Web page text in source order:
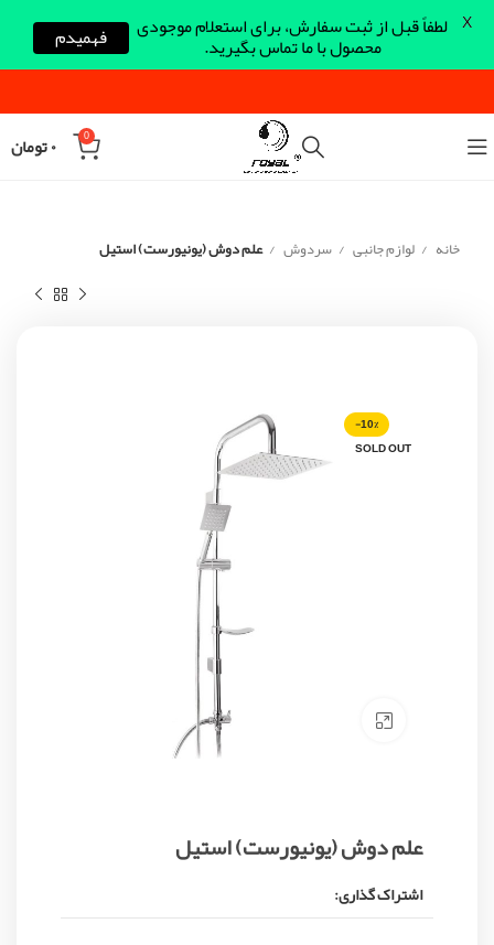
0 ۰تومان
خانه لوازم جانبی سردوش علم دوش (یونیورست) استیل
-10%
SOLD OUT
علم دوش (یونیورست) استیل
اشتراک گذاری:
لطفاً قبل از ثبت سفارش، برای استعلام موجودی
محصول با ما تماس بگیرید. فهمیدم X